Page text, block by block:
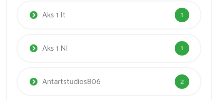
Aks 1 It 1
Aks 1 Nl 1
Antartstudios806 2